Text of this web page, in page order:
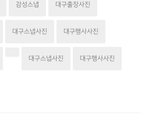
감성스냅 대구출장사진
대구스냅사진 대구행사사진
대구스냅사진 대구행사사진